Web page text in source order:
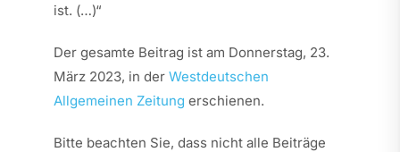
ist. (…)“
Der gesamte Beitrag ist am Donnerstag, 23.
März 2023, in der Westdeutschen
Allgemeinen Zeitung erschienen.
Bitte beachten Sie, dass nicht alle Beiträge